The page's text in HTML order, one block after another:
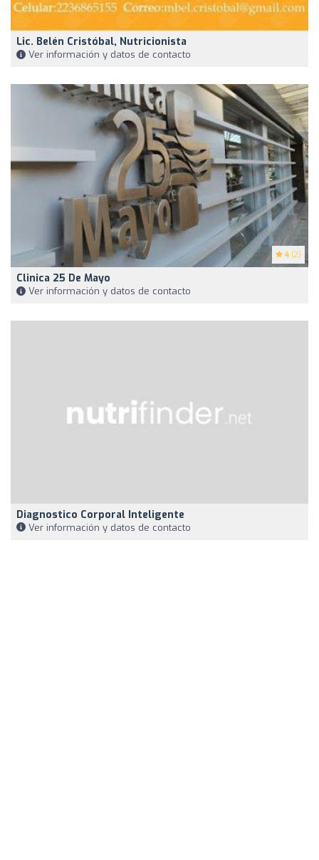
Lic. Belén Cristóbal, Nutricionista
Ver información y datos de contacto
4 (2)
Clinica 25 De Mayo
Ver información y datos de contacto
Diagnostico Corporal Inteligente
Ver información y datos de contacto